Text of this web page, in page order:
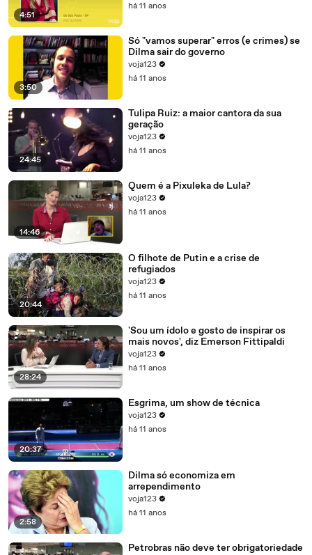
4:51
há 11 anos
3:50
Só "vamos superar" erros (e crimes) se
Dilma sair do governo
voja123
há 11 anos
24:45
Tulipa Ruiz: a maior cantora da sua
geração
voja123
há 11 anos
14:46
Quem é a Pixuleka de Lula?
voja123
há 11 anos
20:44
O filhote de Putin e a crise de
refugiados
voja123
há 11 anos
28:24
'Sou um ídolo e gosto de inspirar os
mais novos', diz Emerson Fittipaldi
voja123
há 11 anos
20:37
Esgrima, um show de técnica
voja123
há 11 anos
2:58
Dilma só economiza em
arrependimento
voja123
há 11 anos
Petrobras não deve ter obrigatoriedade